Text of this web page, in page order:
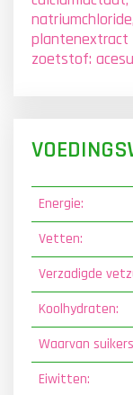
plantenextract
zoetstof:
Energie:
Vetten:
Verzadigde
Koolhydraten:
Waarvan
Eiwitten: